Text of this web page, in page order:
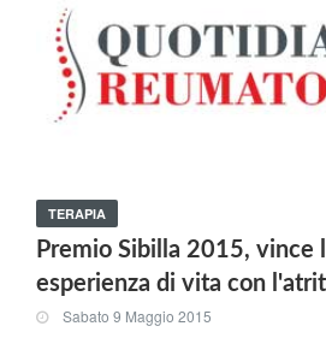
TERAPIA
Premio Sibilla 2015, vince
esperienza di vita con
Sabato 9 Maggio 2015